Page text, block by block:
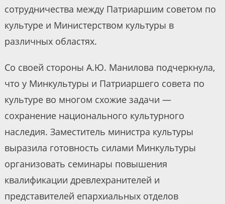
сотрудничества между Патриаршим советом по
культуре и Министерством культуры в
различных областях.
Со своей стороны А.Ю. Манилова подчеркнула,
что у Минкультуры и Патриаршего совета по
культуре во многом схожие задачи —
сохранение национального культурного
наследия. Заместитель министра культуры
выразила готовность силами Минкультуры
организовать семинары повышения
квалификации древлехранителей и
представителей епархиальных отделов